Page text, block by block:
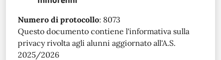
Numero di protocollo: 8073
Questo documento contiene l'informativa sulla
privacy rivolta agli alunni aggiornato all'A.S.
2025/2026